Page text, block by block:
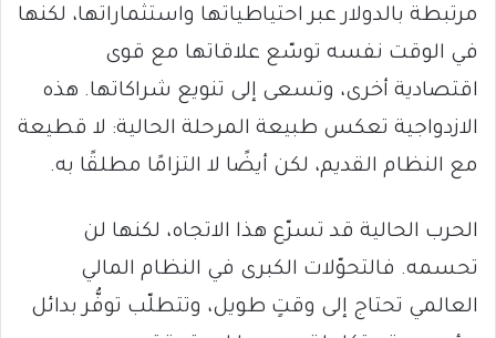
مرتبطة بالدولار عبر احتياطياتها واستثماراتها، لكنها
في الوقت نفسه توسّع علاقاتها مع قوى
اقتصادية أخرى، وتسعى إلى تنويع شراكاتها. هذه
الازدواجية تعكس طبيعة المرحلة الحالية: لا قطيعة
مع النظام القديم، لكن أيضًا لا التزامًا مطلقًا به.
الحرب الحالية قد تسرّع هذا الاتجاه، لكنها لن
تحسمه. فالتحوّلات الكبرى في النظام المالي
العالمي تحتاج إلى وقتٍ طويل، وتتطلّب توفُّر بدائل